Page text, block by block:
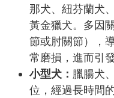
那犬、紐芬蘭犬
黃金獵犬。多因
節或肘關節），
常磨損，進而引
小型犬： 臘腸犬
位，經過長時間